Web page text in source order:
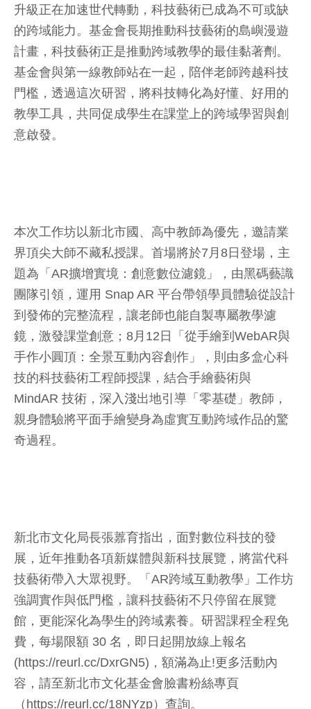
升級正在加速世代轉動，科技藝術已成為不可或缺
的跨域能力。基金會長期推動科技藝術的島嶼漫遊
計畫，科技藝術正是推動跨域教學的最佳黏著劑。
基金會與第一線教師站在一起，陪伴老師跨越科技
門檻，透過這次研習，將科技轉化為好懂、好用的
教學工具，共同促成學生在課堂上的跨域學習與創
意啟發。
本次工作坊以新北市國、高中教師為優先，邀請業
界頂尖大師不藏私授課。首場將於7月8日登場，主
題為「AR擴增實境：創意數位濾鏡」，由黑碼藝識
團隊引領，運用 Snap AR 平台帶領學員體驗從設計
到發佈的完整流程，讓老師也能自製專屬教學濾
鏡，激發課堂創意；8月12日「從手繪到WebAR與
手作小圓頂：全景互動內容創作」，則由多盒心科
技的科技藝術工程師授課，結合手繪藝術與
MindAR 技術，深入淺出地引導「零基礎」教師，
親身體驗將平面手繪變身為虛實互動跨域作品的驚
奇過程。
新北市文化局長張䕒育指出，面對數位科技的發
展，近年推動各項新媒體與新科技展覽，將當代科
技藝術帶入大眾視野。「AR跨域互動教學」工作坊
強調實作與低門檻，讓科技藝術不只停留在展覽
館，更能深化為學生的跨域素養。研習課程全程免
費，每場限額 30 名，即日起開放線上報名
(https://reurl.cc/DxrGN5)，額滿為止!更多活動內
容，請至新北市文化基金會臉書粉絲專頁
（https://reurl.cc/18NYzp）查詢。